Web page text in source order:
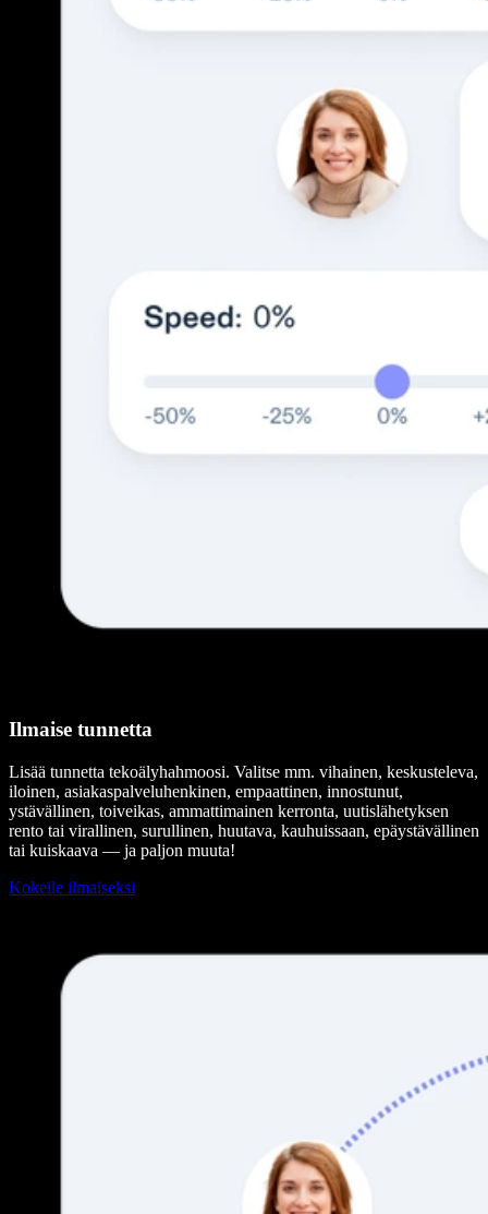
Ilmaise tunnetta
Lisää tunnetta tekoälyhahmoosi. Valitse mm. vihainen, keskusteleva,
iloinen, asiakaspalveluhenkinen, empaattinen, innostunut,
ystävällinen, toiveikas, ammattimainen kerronta, uutislähetyksen
rento tai virallinen, surullinen, huutava, kauhuissaan, epäystävällinen
tai kuiskaava — ja paljon muuta!
Kokeile ilmaiseksi